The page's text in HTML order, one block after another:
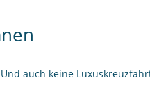
auch keine